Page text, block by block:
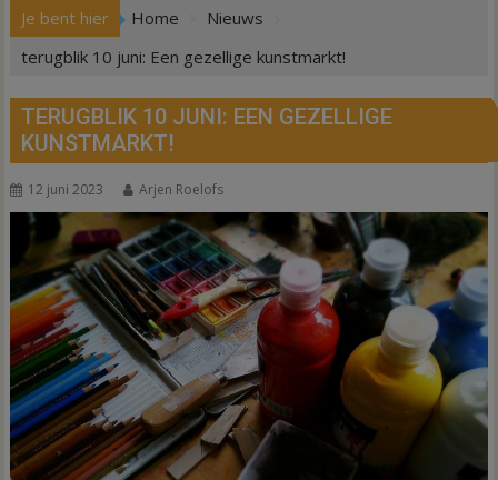
Je bent hier Home
Nieuws
terugblik 10 juni: Een gezellige kunstmarkt!
TERUGBLIK 10 JUNI: EEN GEZELLIGE
KUNSTMARKT!
12 juni 2023 Arjen Roelofs